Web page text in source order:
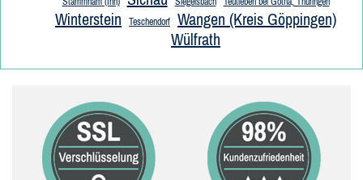
Winterstein Teschendorf
Wangen (Kreis Göppingen)
Wülfrath